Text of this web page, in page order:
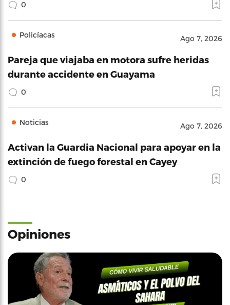
0
Policíacas Ago 7, 2026
Pareja que viajaba en motora sufre heridas
durante accidente en Guayama
0
Noticias Ago 7, 2026
Activan la Guardia Nacional para apoyar en la
extinción de fuego forestal en Cayey
0
Opiniones